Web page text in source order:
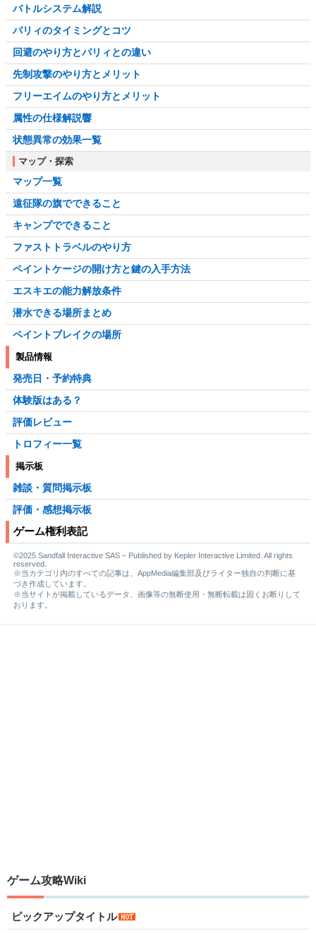
バトルシステム解説
パリィのタイミングとコツ
回避のやり方とパリィとの違い
先制攻撃のやり方とメリット
フリーエイムのやり方とメリット
属性の仕様解説響
状態異常の効果一覧
マップ・探索
マップ一覧
遠征隊の旗でできること
キャンプでできること
ファストトラベルのやり方
ペイントケージの開け方と鍵の入手方法
エスキエの能力解放条件
潜水できる場所まとめ
ペイントブレイクの場所
製品情報
発売日・予約特典
体験版はある？
評価レビュー
トロフィー一覧
掲示板
雑談・質問掲示板
評価・感想掲示板
ゲーム権利表記
©2025 Sandfall Interactive SAS – Published by Kepler Interactive Limited. All rights
reserved.
※当カテゴリ内のすべての記事は、AppMedia編集部及びライター独自の判断に基
づき作成しています。
※当サイトが掲載しているデータ、画像等の無断使用・無断転載は固くお断りして
おります。
ゲーム攻略Wiki
ピックアップタイトル